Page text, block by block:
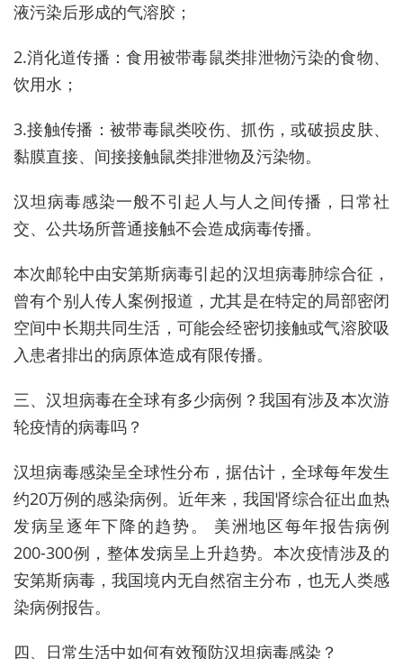
液污染后形成的气溶胶；
2.消化道传播：食用被带毒鼠类排泄物污染的食物、
饮用水；
3.接触传播：被带毒鼠类咬伤、抓伤，或破损皮肤、
黏膜直接、间接接触鼠类排泄物及污染物。
汉坦病毒感染一般不引起人与人之间传播，日常社
交、公共场所普通接触不会造成病毒传播。
本次邮轮中由安第斯病毒引起的汉坦病毒肺综合征，
曾有个别人传人案例报道，尤其是在特定的局部密闭
空间中长期共同生活，可能会经密切接触或气溶胶吸
入患者排出的病原体造成有限传播。
三、汉坦病毒在全球有多少病例？我国有涉及本次游
轮疫情的病毒吗？
汉坦病毒感染呈全球性分布，据估计，全球每年发生
约20万例的感染病例。近年来，我国肾综合征出血热
发病呈逐年下降的趋势。 美洲地区每年报告病例
200-300例，整体发病呈上升趋势。本次疫情涉及的
安第斯病毒，我国境内无自然宿主分布，也无人类感
染病例报告。
四、日常生活中如何有效预防汉坦病毒感染？